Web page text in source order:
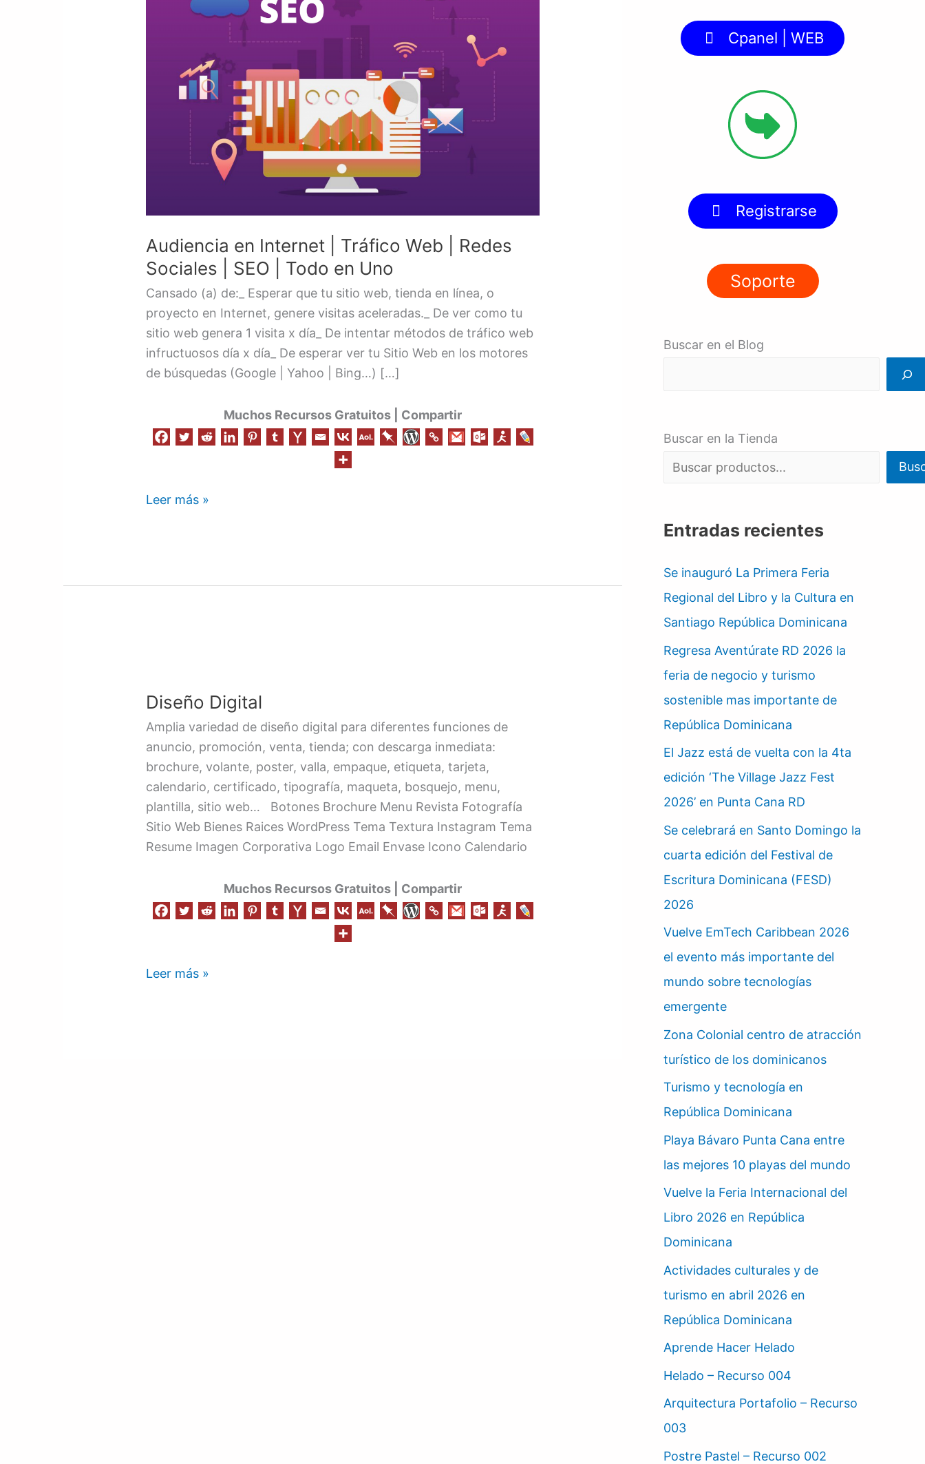
Audiencia en Internet | Tráfico Web | Redes
Sociales | SEO | Todo en Uno
Cansado (a) de:_ Esperar que tu sitio web, tienda en línea, o
proyecto en Internet, genere visitas aceleradas._ De ver como tu
sitio web genera 1 visita x día_ De intentar métodos de tráfico web
infructuosos día x día_ De esperar ver tu Sitio Web en los motores
de búsquedas (Google | Yahoo | Bing…) […]
Muchos Recursos Gratuitos | Compartir
Redes
Sociales
Uno
Leer más »
Diseño Digital
Amplia variedad de diseño digital para diferentes funciones de
anuncio, promoción, venta, tienda; con descarga inmediata:
brochure, volante, poster, valla, empaque, etiqueta, tarjeta,
calendario, certificado, tipografía, maqueta, bosquejo, menu,
plantilla, sitio web… Botones Brochure Menu Revista Fotografía
Sitio Web Bienes Raices WordPress Tema Textura Instagram Tema
Resume Imagen Corporativa Logo Email Envase Icono Calendario
Muchos Recursos Gratuitos | Compartir
Leer más »
Cpanel | WEB
Registrarse
Soporte
Buscar en el Blog
Buscar en la Tienda
Entradas recientes
Se inauguró La Primera Feria
Regional del Libro y la Cultura en
Santiago República Dominicana
Regresa Aventúrate RD 2026 la
feria de negocio y turismo
sostenible mas importante de
República Dominicana
El Jazz está de vuelta con la 4ta
edición ‘The Village Jazz Fest
2026’ en Punta Cana RD
Se celebrará en Santo Domingo la
cuarta edición del Festival de
Escritura Dominicana (FESD)
2026
Vuelve EmTech Caribbean 2026
el evento más importante del
mundo sobre tecnologías
emergente
Zona Colonial centro de atracción
turístico de los dominicanos
Turismo y tecnología en
República Dominicana
Playa Bávaro Punta Cana entre
las mejores 10 playas del mundo
Vuelve la Feria Internacional del
Libro 2026 en República
Dominicana
Actividades culturales y de
turismo en abril 2026 en
República Dominicana
Aprende Hacer Helado
Helado – Recurso 004
Arquitectura Portafolio – Recurso
003
Postre Pastel – Recurso 002